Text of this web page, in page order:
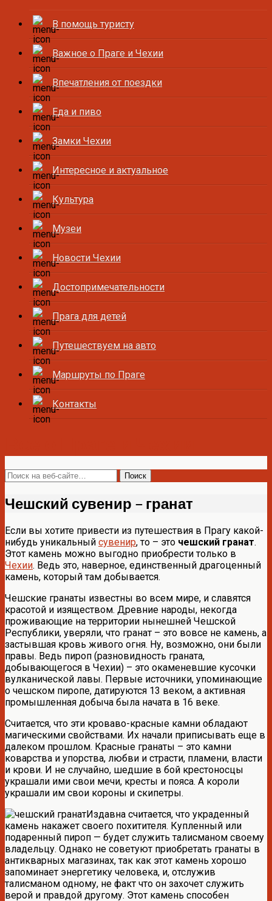
В помощь туристу
Важное о Праге и Чехии
Впечатления от поездки
Еда и пиво
Замки Чехии
Интересное и актуальное
Культура
Музеи
Новости Чехии
Достопримечательности
Прага для детей
Путешествуем на авто
Маршруты по Праге
Контакты
Чешский сувенир – гранат
Если вы хотите привести из путешествия в Прагу какой-
нибудь уникальный сувенир, то – это чешский гранат.
Этот камень можно выгодно приобрести только в
Чехии. Ведь это, наверное, единственный драгоценный
камень, который там добывается.
Чешские гранаты известны во всем мире, и славятся
красотой и изяществом. Древние народы, некогда
проживающие на территории нынешней Чешской
Республики, уверяли, что гранат – это вовсе не камень, а
застывшая кровь живого огня. Ну, возможно, они были
правы. Ведь пироп (разновидность граната,
добывающегося в Чехии) – это окаменевшие кусочки
вулканической лавы. Первые источники, упоминающие
о чешском пиропе, датируются 13 веком, а активная
промышленная добыча была начата в 16 веке.
Считается, что эти кроваво-красные камни обладают
магическими свойствами. Их начали приписывать еще в
далеком прошлом. Красные гранаты – это камни
коварства и упорства, любви и страсти, пламени, власти
и крови. И не случайно, шедшие в бой крестоносцы
украшали ими свои мечи, кресты и пояса. А короли
украшали им свои короны и скипетры.
Издавна считается, что украденный
камень накажет своего похитителя. Купленный или
подаренный пироп — будет служить талисманом своему
владельцу. Однако не советуют приобретать гранаты в
антикварных магазинах, так как этот камень хорошо
запоминает энергетику человека, и, отслужив
талисманом одному, не факт что он захочет служить
верой и правдой другому. Этот камень способен